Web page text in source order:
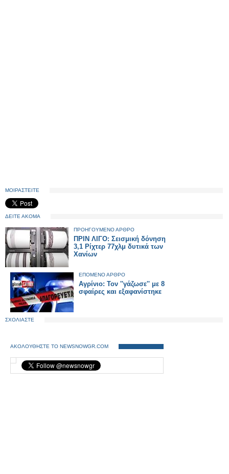
ΜΟΙΡΑΣΤΕΙΤΕ
ΔΕΙΤΕ ΑΚΟΜΑ
ΠΡΟΗΓΟΥΜΕΝΟ ΑΡΘΡΟ
ΠΡΙΝ ΛΙΓΟ: Σεισμική δόνηση
3,1 Ρίχτερ 77χλμ δυτικά των
Χανίων
ΕΠΟΜΕΝΟ ΑΡΘΡΟ
Αγρίνιο: Τον ''γάζωσε'' με 8
σφαίρες και εξαφανίστηκε
ΣΧΟΛΙΑΣΤΕ
ΑΚΟΛΟΥΘΗΣΤΕ ΤΟ NEWSNOWGR.COM